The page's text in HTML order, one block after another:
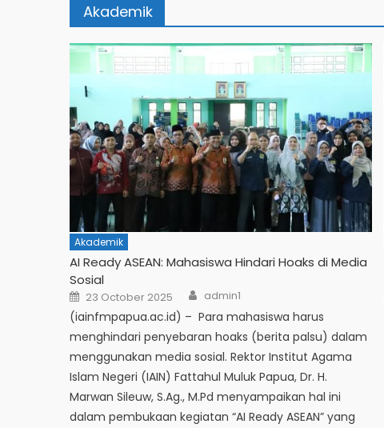
Akademik
Akademik
AI Ready ASEAN: Mahasiswa Hindari Hoaks di Media
Sosial
23 October 2025 admin1
(iainfmpapua.ac.id) – Para mahasiswa harus
menghindari penyebaran hoaks (berita palsu) dalam
menggunakan media sosial. Rektor Institut Agama
Islam Negeri (IAIN) Fattahul Muluk Papua, Dr. H.
Marwan Sileuw, S.Ag., M.Pd menyampaikan hal ini
dalam pembukaan kegiatan “AI Ready ASEAN” yang